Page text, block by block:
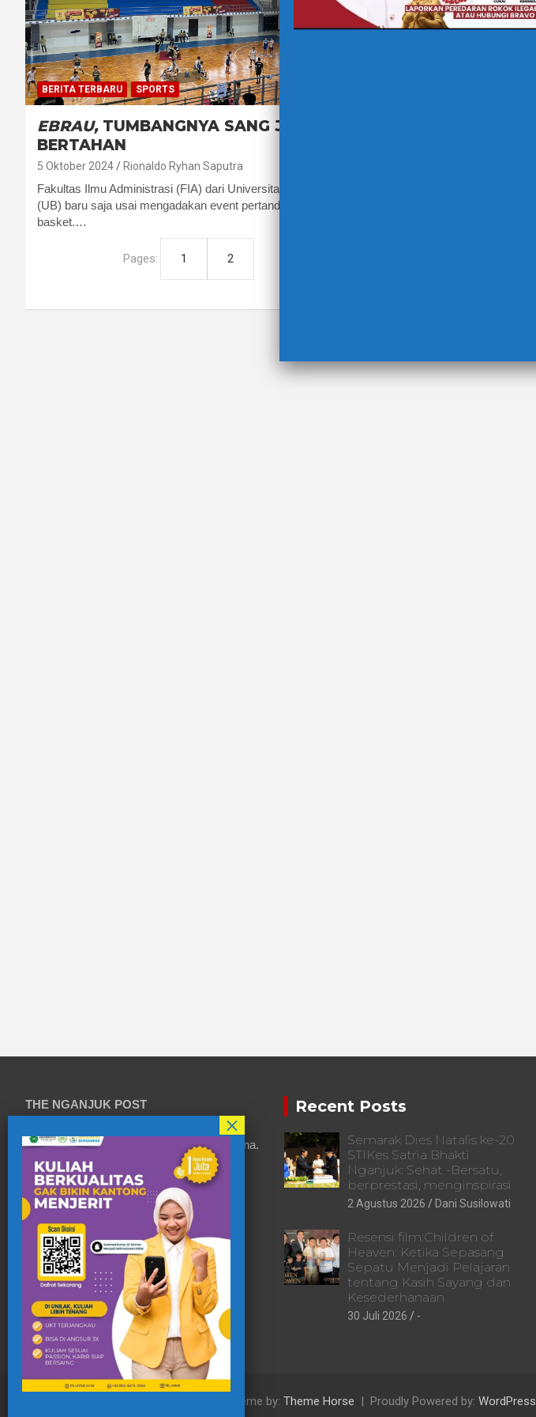
BERITA TERBARU SPORTS
EBRAU, TUMBANGNYA SANG JUARA
BERTAHAN
5 Oktober 2024 Rionaldo Ryhan Saputra
Fakultas Ilmu Administrasi (FIA) dari Universitas Brawijaya
(UB) baru saja usai mengadakan event pertandingan bola
basket.…
Pages: 1 2
THE NGANJUK POST
Beritakita Bersahaja Bermakna.
Recent Posts
Semarak Dies Natalis ke-20
STIKes Satria Bhakti
Nganjuk: Sehat -Bersatu,
berprestasi, menginspirasi
2 Agustus 2026 Dani Susilowati
Resensi film:Children of
Heaven: Ketika Sepasang
Sepatu Menjadi Pelajaran
tentang Kasih Sayang dan
Kesederhanaan
30 Juli 2026 -
Theme by: Theme Horse Proudly Powered by: WordPress